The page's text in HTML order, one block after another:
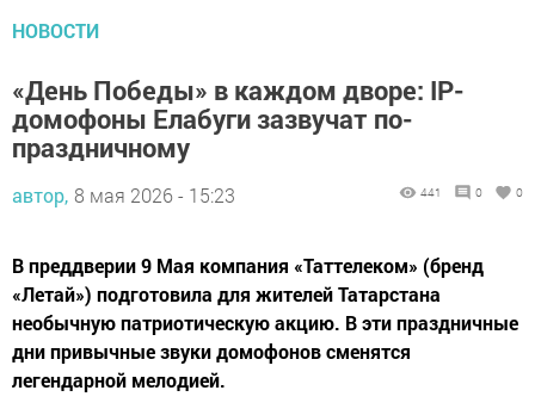
НОВОСТИ
«День Победы» в каждом дворе: IP-
домофоны Елабуги зазвучат по-
праздничному
автор, 8 мая 2026 - 15:23 441 0 0
В преддверии 9 Мая компания «Таттелеком» (бренд
«Летай») подготовила для жителей Татарстана
необычную патриотическую акцию. В эти праздничные
дни привычные звуки домофонов сменятся
легендарной мелодией.